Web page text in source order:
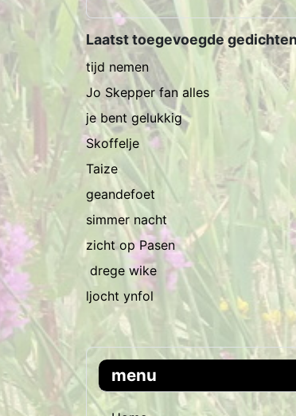
menu
Laatst toegevoegde
tijd nemen
Jo Skepper fan alles
je bent gelukkig
Skoffelje
Taize
geandefoet
simmer nacht
zicht op Pasen
drege wike
ljocht ynfol